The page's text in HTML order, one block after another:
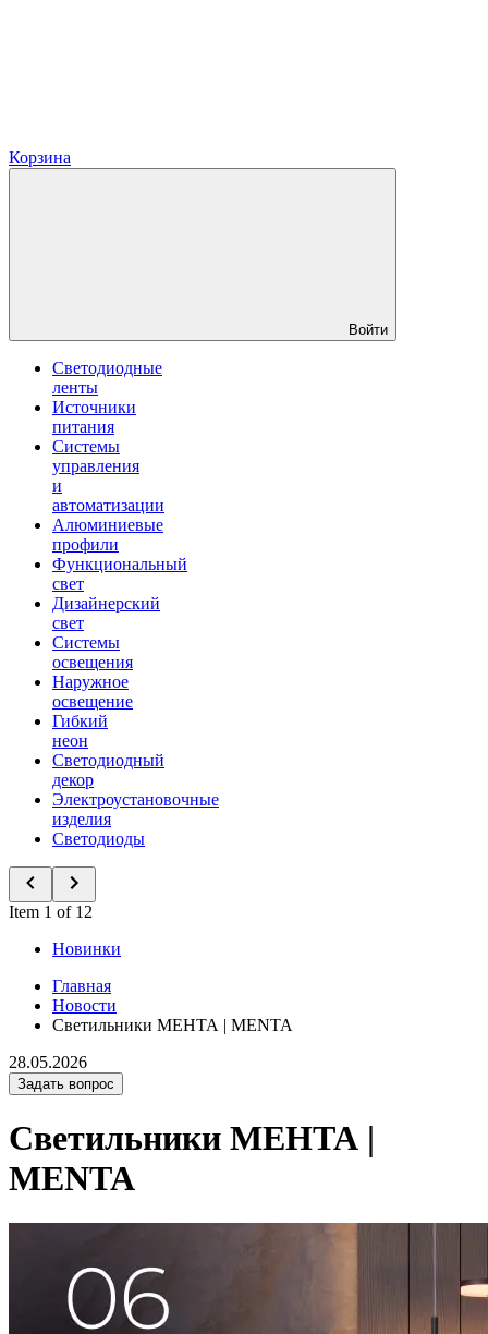
Корзина
Войти
Светодиодные
ленты
Источники
питания
Системы
управления
и
автоматизации
Алюминиевые
профили
Функциональный
свет
Дизайнерский
свет
Системы
освещения
Наружное
освещение
Гибкий
неон
Светодиодный
декор
Электроустановочные
изделия
Светодиоды
Item 1 of 12
Новинки
Главная
Новости
Светильники МЕНТА | MENTA
28.05.2026
Задать вопрос
Светильники МЕНТА |
MENTA